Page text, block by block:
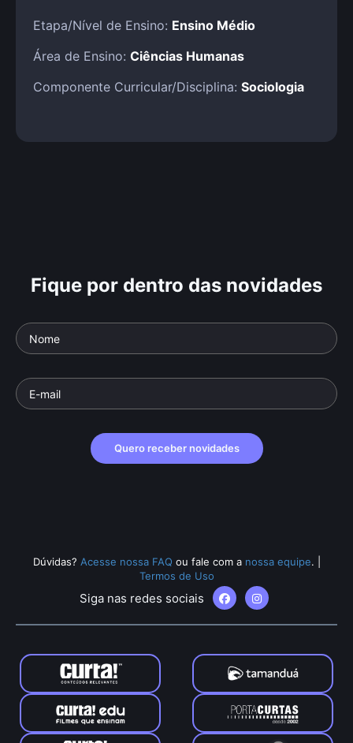
Etapa/Nível de Ensino: Ensino Médio
Área de Ensino: Ciências Humanas
Componente Curricular/Disciplina: Sociologia
Fique por dentro das novidades
Quero receber novidades
Dúvidas? Acesse nossa FAQ ou fale com a nossa equipe.
Termos de Uso
Siga nas redes sociais